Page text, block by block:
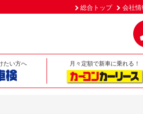
総合トップ 会社情
たい方へ 月々定額で新車に乗れる！